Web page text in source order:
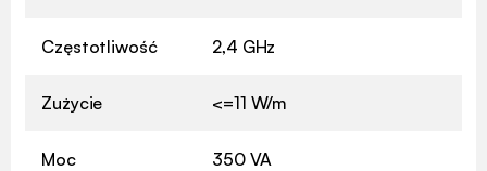
Częstotliwość 2,4 GHz
Zużycie <=11 W/m
Moc 350 VA